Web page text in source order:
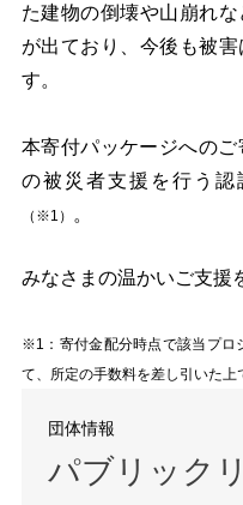
た建物の倒壊や山崩れ
が出ており、今後も被
す。
本寄付パッケージへのご
の被災者支援を行う
（※1 ） 。
みなさまの温かいご支援
※1：寄付金配分時点で該当プロ
て、 所定の手数料を差し引いた上
団体情報
パブリック